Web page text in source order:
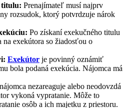
titulu: Prenajímateľ musí najprv
rozsudok, ktorý potvrdzuje nárok
Po získaní exekučného titulu
na exekútora so žiadosťou o
Exekútor je povinný oznámiť
bola podaná exekúcia. Nájomca má
nezareaguje alebo neodovzdá
vykoná vypratanie. Môže to
osôb a ich majetku z priestoru.